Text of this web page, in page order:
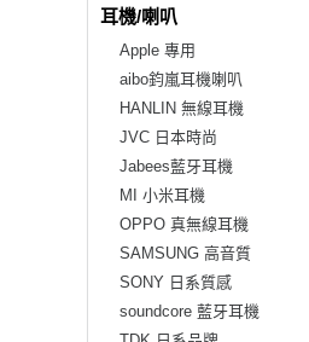
耳機/喇叭
Apple 專用
aibo鈞嵐耳機喇叭
HANLIN 無線耳機
JVC 日本時尚
Jabees藍牙耳機
MI 小米耳機
OPPO 真無線耳機
SAMSUNG 高音質
SONY 日系質感
soundcore 藍牙耳機